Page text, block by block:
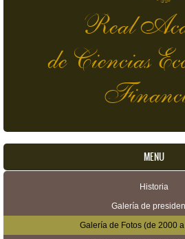
Real
de Ciencias
MENU
Historia
Galería de
Galería de Fotos (de 2000